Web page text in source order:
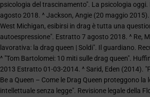
psicologia del trascinamento". La psicologia
agosto 2018. ^ Jackson, Angie (20 maggio
West Michigan, esibirsi in drag è tutta una
autoespressione". Estratto 7 agosto 2018. ^ Re,
lavorativa: la drag queen | Soldi". Il guardiano.
^ "Tom Bartolomei: 10 miti sulle drag queen".
2013 Estratto 01-03-2014. ^ Sarid, Eden (2014).
Be a Queen – Come le Drag Queen proteggono la
intellettuale senza legge". Revisione legale della